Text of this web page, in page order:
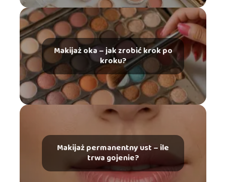
Makijaż oka – jak zrobić krok po
kroku?
Makijaż permanentny ust – ile
trwa gojenie?